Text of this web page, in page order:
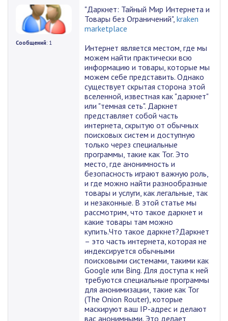
Сообщений: 1
"Даркнет: Тайный Мир Интернета и
Товары без Ограничений", kraken
marketplace
Интернет является местом, где мы
можем найти практически всю
информацию и товары, которые мы
можем себе представить. Однако
существует скрытая сторона этой
вселенной, известная как "даркнет"
или "темная сеть". Даркнет
представляет собой часть
интернета, скрытую от обычных
поисковых систем и доступную
только через специальные
программы, такие как Tor. Это
место, где анонимность и
безопасность играют важную роль,
и где можно найти разнообразные
товары и услуги, как легальные, так
и незаконные. В этой статье мы
рассмотрим, что такое даркнет и
какие товары там можно
купить.Что такое даркнет?Даркнет
– это часть интернета, которая не
индексируется обычными
поисковыми системами, такими как
Google или Bing. Для доступа к ней
требуются специальные программы
для анонимизации, такие как Tor
(The Onion Router), которые
маскируют ваш IP-адрес и делают
вас анонимными. Это делает